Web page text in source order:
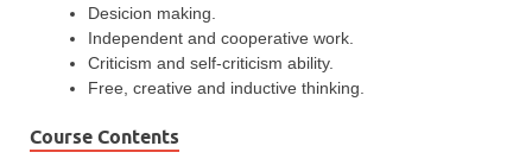
Desicion making.
Independent and cooperative work.
Criticism and self-criticism ability.
Free, creative and inductive thinking.
Course Contents